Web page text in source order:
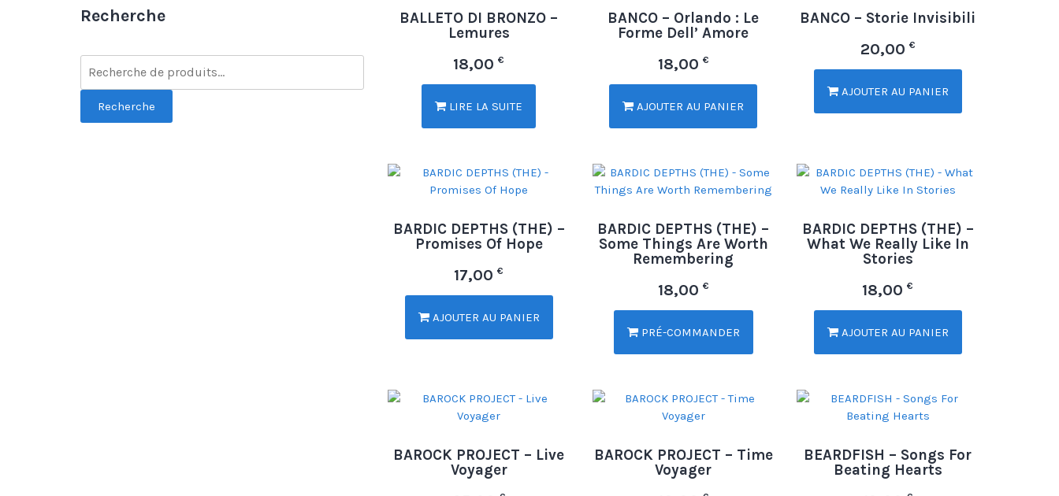
Recherche
Recherche
BALLETO DI BRONZO –
Lemures
18,00 €
LIRE LA SUITE
BANCO – Orlando : Le
Forme Dell’ Amore
18,00 €
AJOUTER AU PANIER
BANCO – Storie Invisibili
20,00 €
AJOUTER AU PANIER
BARDIC DEPTHS (THE) –
Promises Of Hope
17,00 €
AJOUTER AU PANIER
BARDIC DEPTHS (THE) –
Some Things Are Worth
Remembering
18,00 €
PRÉ-COMMANDER
BARDIC DEPTHS (THE) –
What We Really Like In
Stories
18,00 €
AJOUTER AU PANIER
BAROCK PROJECT – Live
Voyager
BAROCK PROJECT – Time
Voyager
BEARDFISH – Songs For
Beating Hearts